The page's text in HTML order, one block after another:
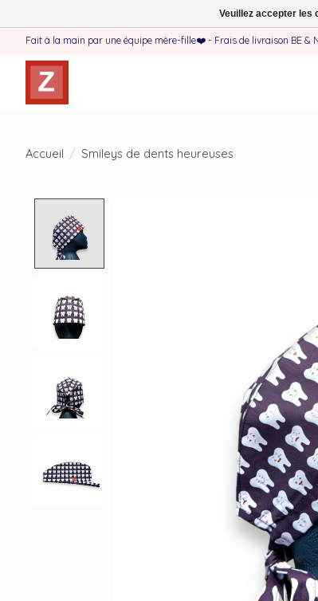
Fait à la main par une équipe mère-fille❤️ - Frais de livraison BE &
Accueil / Smileys de dents heureuses
Veuillez accepter les